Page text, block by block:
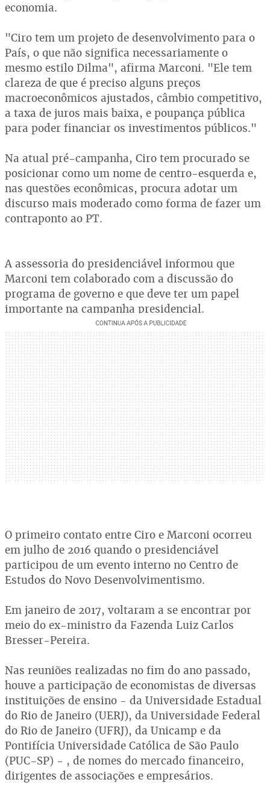
economia.
"Ciro tem um projeto de desenvolvimento para o
País, o que não significa necessariamente o
mesmo estilo Dilma", afirma Marconi. "Ele tem
clareza de que é preciso alguns preços
macroeconômicos ajustados, câmbio competitivo,
a taxa de juros mais baixa, e poupança pública
para poder financiar os investimentos públicos."
Na atual pré-campanha, Ciro tem procurado se
posicionar como um nome de centro-esquerda e,
nas questões econômicas, procura adotar um
discurso mais moderado como forma de fazer um
contraponto ao PT.
A assessoria do presidenciável informou que
Marconi tem colaborado com a discussão do
programa de governo e que deve ter um papel
importante na campanha presidencial.
O primeiro contato entre Ciro e Marconi ocorreu
em julho de 2016 quando o presidenciável
participou de um evento interno no Centro de
Estudos do Novo Desenvolvimentismo.
Em janeiro de 2017, voltaram a se encontrar por
meio do ex-ministro da Fazenda Luiz Carlos
Bresser-Pereira.
Nas reuniões realizadas no fim do ano passado,
houve a participação de economistas de diversas
instituições de ensino - da Universidade Estadual
do Rio de Janeiro (UERJ), da Universidade Federal
do Rio de Janeiro (UFRJ), da Unicamp e da
Pontifícia Universidade Católica de São Paulo
(PUC-SP) - , de nomes do mercado financeiro,
dirigentes de associações e empresários.